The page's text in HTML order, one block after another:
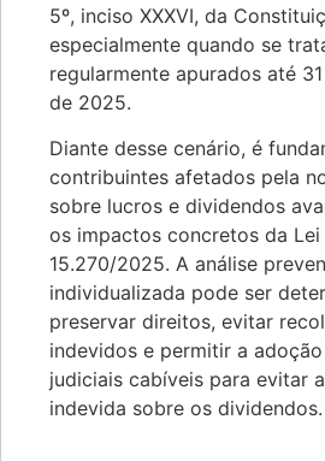
5º, inciso XXXVI, da
especialmente quando se
regularmente apurados até
de 2025.
Diante desse cenário, é
contribuintes afetados pela
sobre lucros e dividendos
os impactos concretos da Lei
15.270/2025. A análise
individualizada pode ser
preservar direitos, evitar
indevidos e permitir a
judiciais cabíveis para evitar
indevida sobre os dividendos.